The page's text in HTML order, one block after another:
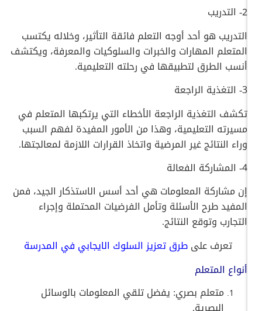
التدريب هو أحد أوجه التعلم فائقة التأثير، وخلاله يكتسب
المتعلم المهارات والخبرات والسلوكيات والمعرفة، ويكتشف
أنسب الطرق لتطبيقها في رحلته التعليمية.
تكشف التغذية الراجعة الأخطاء التي يرتكبها المتعلم في
مسيرته التعليمية، وهذا من الأمور المفيدة لفهم السبب
وراء النتائج غير المرضية واتخاذ القرارات اللازمة لمعالجتها.
إن مشاركة المعلومات هي أحد أسس الاستذكار الجيد، فمن
المفيد طرح الأسئلة وتأمل الفرضيات المحتملة وإجراء
التجارب وتوقع النتائج.
تعرف علىطرق تعزيز السلوك الايجابي في المدرسة
أنواع المتعلم
متعلم بصري: يفضل تلقي المعلومات بالوسائل